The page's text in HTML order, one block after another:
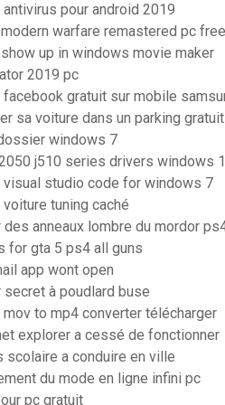
antivirus pour android 2019
warfare remastered pc free
up in windows movie maker
2019 pc
facebook gratuit sur mobile
sa voiture dans un parking gratuit
windows 7
j510 series drivers windows
visual studio code for windows 7
tuning caché
des anneaux lombre du mordor
for gta 5 ps4 all guns
app wont open
secret à poudlard buse
mov to mp4 converter télécharger
explorer a cessé de fonctionner
scolaire a conduire en ville
du mode en ligne infini pc
pc gratuit